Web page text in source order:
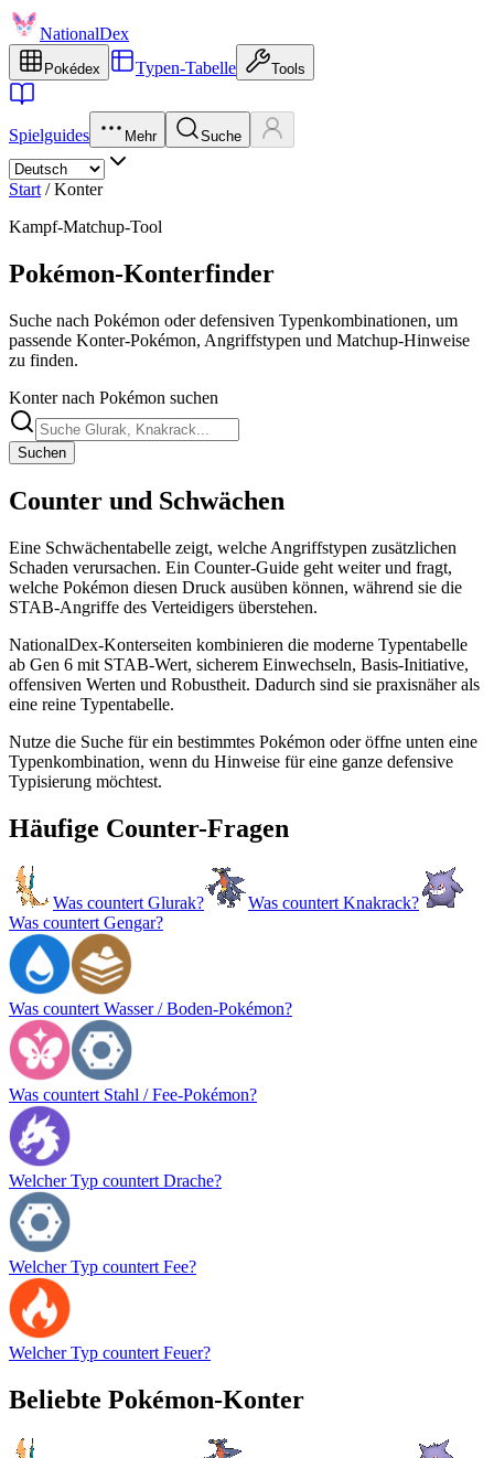
NationalDex
Pokédex Typen-Tabelle Tools
Spielguides Mehr Suche
Start / Konter
Kampf-Matchup-Tool
Pokémon-Konterfinder
Suche nach Pokémon oder defensiven Typenkombinationen, um
passende Konter-Pokémon, Angriffstypen und Matchup-Hinweise
zu finden.
Konter nach Pokémon suchen
Suchen
Counter und Schwächen
Eine Schwächentabelle zeigt, welche Angriffstypen zusätzlichen
Schaden verursachen. Ein Counter-Guide geht weiter und fragt,
welche Pokémon diesen Druck ausüben können, während sie die
STAB-Angriffe des Verteidigers überstehen.
NationalDex-Konterseiten kombinieren die moderne Typentabelle
ab Gen 6 mit STAB-Wert, sicherem Einwechseln, Basis-Initiative,
offensiven Werten und Robustheit. Dadurch sind sie praxisnäher als
eine reine Typentabelle.
Nutze die Suche für ein bestimmtes Pokémon oder öffne unten eine
Typenkombination, wenn du Hinweise für eine ganze defensive
Typisierung möchtest.
Häufige Counter-Fragen
Was countert Glurak?
Was countert Knakrack?
Was countert Gengar?
Was countert Wasser / Boden-Pokémon?
Was countert Stahl / Fee-Pokémon?
Welcher Typ countert Drache?
Welcher Typ countert Fee?
Welcher Typ countert Feuer?
Beliebte Pokémon-Konter